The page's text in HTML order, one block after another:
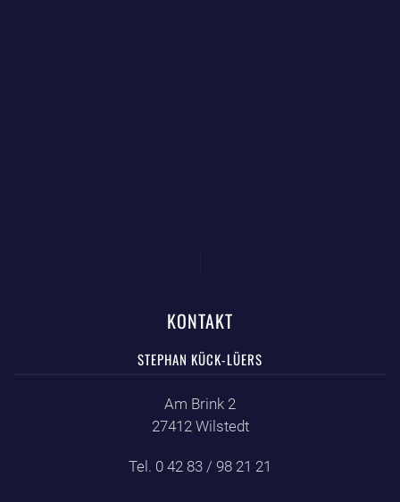
KONTAKT
STEPHAN KÜCK-LÜERS
Am Brink 2
27412 Wilstedt
Tel. 0 42 83 / 98 21 21